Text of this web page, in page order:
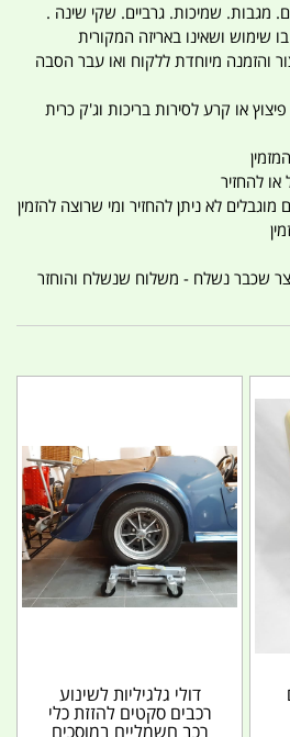
מגבות. שמיכות. גרביים. שקי שינה .
שימוש ושאינו באריזה המקורית
והזמנה מיוחדת ללקוח ואו עבר הסבה
או קרע לסירות בריכות וג'ק כרית
או להחזיר
לא ניתן להחזיר ומי שרוצה להזמין
שכבר נשלח - משלוח שנשלח והוחזר
דולי גלגיליות לשינוע
רכבים סקטים להזזת כלי
רכב חשמליים במוסכים